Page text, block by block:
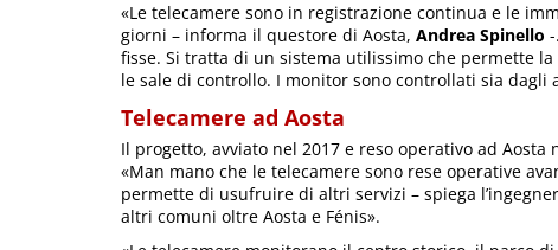
«Le telecamere sono in registrazione continua e le
giorni – informa il questore di Aosta, Andrea Spinello
fisse. Si tratta di un sistema utilissimo che permette
le sale di controllo. I monitor sono controllati sia dagli
Telecamere ad Aosta
Il progetto, avviato nel 2017 e reso operativo ad
«Man mano che le telecamere sono rese operative
permette di usufruire di altri servizi – spiega
altri comuni oltre Aosta e Fénis».